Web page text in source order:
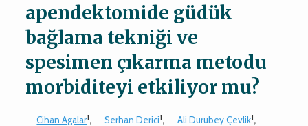
apendektomide güdük
bağlama tekniği ve
spesimen çıkarma metodu
morbiditeyi etkiliyor mu?
Cihan Agalar1, Serhan Derici1, Ali Durubey Çevlik1,